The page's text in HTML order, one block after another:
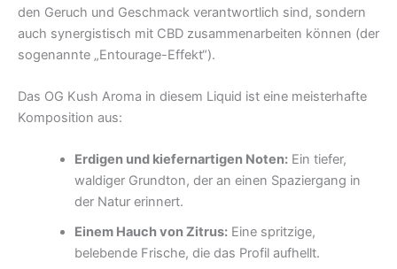
den Geruch und Geschmack verantwortlich sind, sondern
auch synergistisch mit CBD zusammenarbeiten können (der
sogenannte „Entourage-Effekt“).
Das OG Kush Aroma in diesem Liquid ist eine meisterhafte
Komposition aus:
Erdigen und kiefernartigen Noten:Ein tiefer,
waldiger Grundton, der an einen Spaziergang in
der Natur erinnert.
Einem Hauch von Zitrus:Eine spritzige,
belebende Frische, die das Profil aufhellt.